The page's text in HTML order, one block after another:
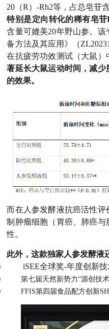
20（R）-Rh2等，占总皂苷
特别是定向转化的稀有皂苷
含量可媲美20年野山参。 该
备方法及其应用》（
在抗疲劳功效测试（大鼠）
著延长大鼠运动时间，减
的效果。
而在人参发酵液抗癌活性
制肿瘤细胞（胃癌、肺癌
性。
此外，这款独家人参发酵液
iSEE全球奖-年度创新
第七届天然新势力“源创技
FFIS第四届食品配方创新